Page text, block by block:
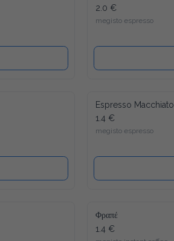
2.0 €
megisto espresso
Espresso Macchiato
1.4 €
megisto espresso
Φραπέ
1.4 €